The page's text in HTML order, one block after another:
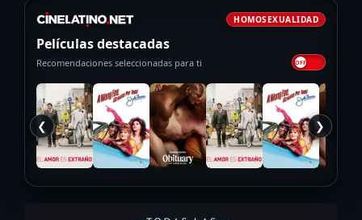
HOMOSEXUALIDAD
Películas destacadas
Recomendaciones seleccionadas para ti
❮ ❯